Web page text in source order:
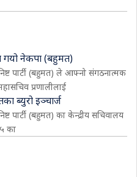
गयो नेकपा (बहुमत)
पार्टी (बहुमत) ले आफ्नो संगठनात्मक
प्रणालीलाई
ब्युरो इञ्चार्ज
पार्टी (बहुमत) का केन्द्रीय सचिवालय
का